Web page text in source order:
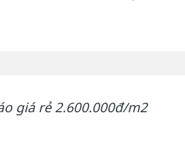
giá rẻ 2.600.000đ/m2